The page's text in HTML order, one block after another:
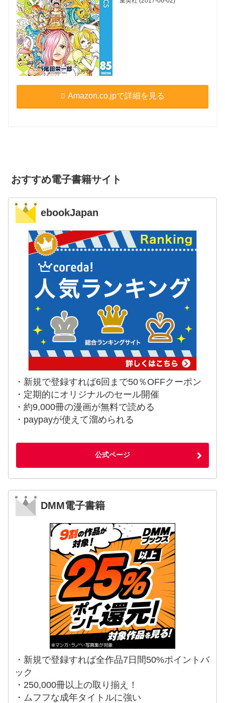
Amazon.co.jpで詳細を見る
おすすめ電子書籍サイト
ebookJapan
・新規で登録すれば6回まで50％OFFクーポン
・定期的にオリジナルのセール開催
・約9,000冊の漫画が無料で読める
・paypayが使えて溜められる
公式ページ
DMM電子書籍
・新規で登録すれば全作品7日間50%ポイントバ
ック
・250,000冊以上の取り揃え！
・ムフフな成年タイトルに強い